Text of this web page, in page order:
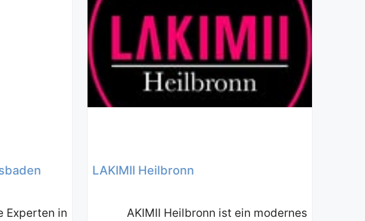
Experten in
LAKIMII Heilbronn
AKIMII Heilbronn ist ein modernes